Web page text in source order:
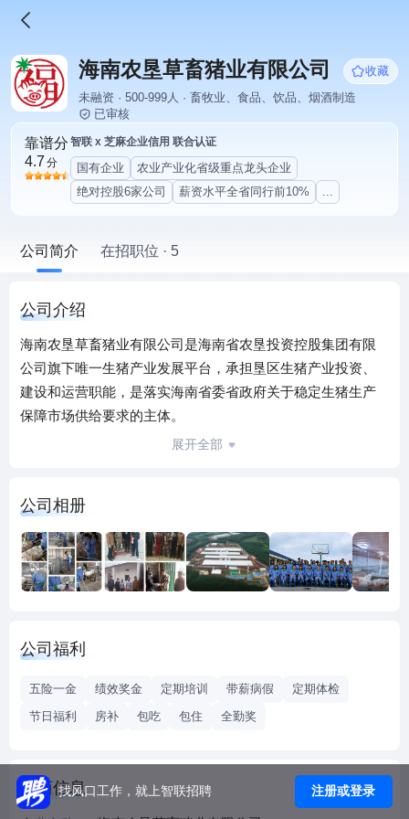
海南农垦草畜猪业有限公司
收藏
未融资 · 500-999人 · 畜牧业、食品、饮品、烟酒制造
已审核
靠谱分
4.7 分
智联 x 芝麻企业信用 联合认证
国有企业
农业产业化省级重点龙头企业
绝对控股6家公司
薪资水平全省同行前10% ...
公司简介 在招职位 · 5
公司介绍
海南农垦草畜猪业有限公司是海南省农垦投资控股集团有限
公司旗下唯一生猪产业发展平台，承担垦区生猪产业投资、
建设和运营职能，是落实海南省委省政府关于稳定生猪生产
保障市场供给要求的主体。
公司根植于中国第三大垦区，始终坚持生态化、无害化、规
品营销、兽医防疫等七大体系，形成特色猪肉产品品牌，将
生猪产业打造成海南农垦的新名片。
海垦集团各项改革走在全国垦区前列。海垦猪业的快速发展
是海垦控股集团积极推进垦区改革的重大成果。公司将紧紧
农垦新的增长极，再创新辉煌！
展开全部
公司相册
公司福利
五险一金 绩效奖金 定期培训 带薪病假
定期体检
节日福利
房补 包吃 包住 全勤奖
工商信息找风口工作，就上智联招聘 注册或登录